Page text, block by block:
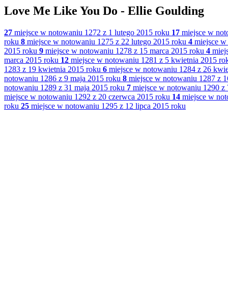
Love Me Like You Do - Ellie Goulding
27 miejsce w notowaniu 1272 z 1 lutego 2015 roku 17 miejsce w
roku 8 miejsce w notowaniu 1275 z 22 lutego 2015 roku 4 miejsce
2015 roku 9 miejsce w notowaniu 1278 z 15 marca 2015 roku 4
marca 2015 roku 12 miejsce w notowaniu 1281 z 5 kwietnia 2015
1283 z 19 kwietnia 2015 roku 6 miejsce w notowaniu 1284 z 26
notowaniu 1286 z 9 maja 2015 roku 8 miejsce w notowaniu 1287 z
notowaniu 1289 z 31 maja 2015 roku 7 miejsce w notowaniu 1290 z
miejsce w notowaniu 1292 z 20 czerwca 2015 roku 14 miejsce w
roku 25 miejsce w notowaniu 1295 z 12 lipca 2015 roku